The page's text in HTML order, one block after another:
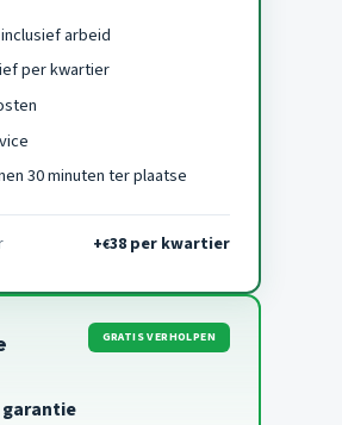
arbeid
per kwartier
30 minuten ter plaatse
+€38 per kwartier
GRATIS VERHOLPEN